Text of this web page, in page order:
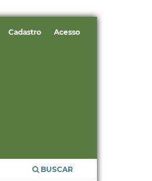
BUSCAR
Cadastro Acesso